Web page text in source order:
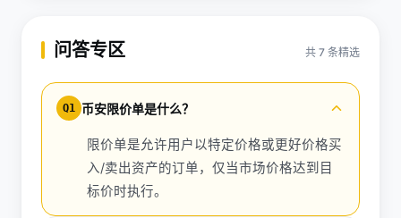
问答专区 共 7 条精选
Q1 币安限价单是什么？
限价单是允许用户以特定价格或更好价格买
入/卖出资产的订单，仅当市场价格达到目
标价时执行。